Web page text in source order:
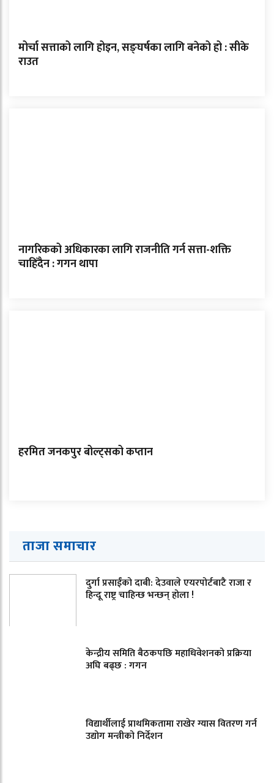
मोर्चा सत्ताको लागि होइन, सङ्घर्षका लागि बनेको हो : सीके
राउत
नागरिकको अधिकारका लागि राजनीति गर्न सत्ता-शक्ति
चाहिँदैन : गगन थापा
हरमित जनकपुर बोल्ट्सको कप्तान
ताजा समाचार
दुर्गा प्रसाईंको दाबी: देउवाले एयरपोर्टबाटै राजा र
हिन्दू राष्ट्र चाहिन्छ भन्छन् होला !
केन्द्रीय समिति बैठकपछि महाधिवेशनको प्रक्रिया
अघि बढ्छ : गगन
विद्यार्थीलाई प्राथमिकतामा राखेर ग्यास वितरण गर्न
उद्योग मन्त्रीको निर्देशन